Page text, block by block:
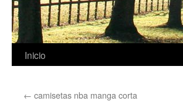
Saltar
contenido
Inicio
← camisetas nba manga corta